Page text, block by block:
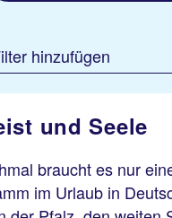
hinzufügen
und Seele
braucht es nur
im Urlaub in